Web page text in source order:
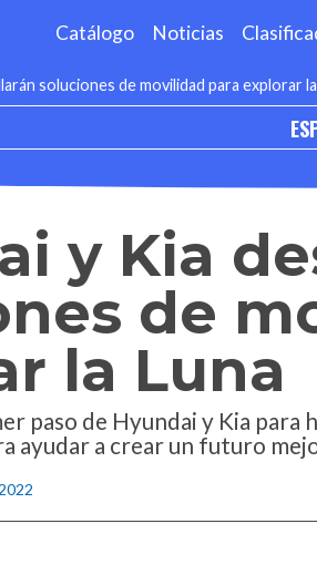
Catálogo Noticias
soluciones de movilidad para explorar
y Kia
de
la Luna
paso de Hyundai y Kia
ayudar a crear un futuro